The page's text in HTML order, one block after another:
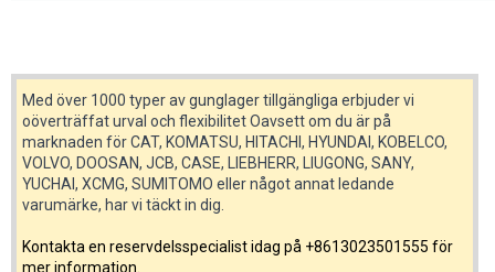
Med över 1000 typer av gunglager tillgängliga erbjuder vi
oöverträffat urval och flexibilitet Oavsett om du är på
marknaden för CAT, KOMATSU, HITACHI, HYUNDAI, KOBELCO,
VOLVO, DOOSAN, JCB, CASE, LIEBHERR, LIUGONG, SANY,
YUCHAI, XCMG, SUMITOMO eller något annat ledande
varumärke, har vi täckt in dig.
Kontakta en reservdelsspecialist idag på +8613023501555 för
mer information.